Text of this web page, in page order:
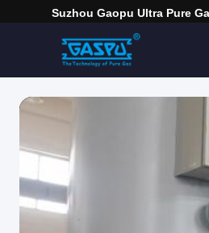
Suzhou Gaopu Ultra Pure